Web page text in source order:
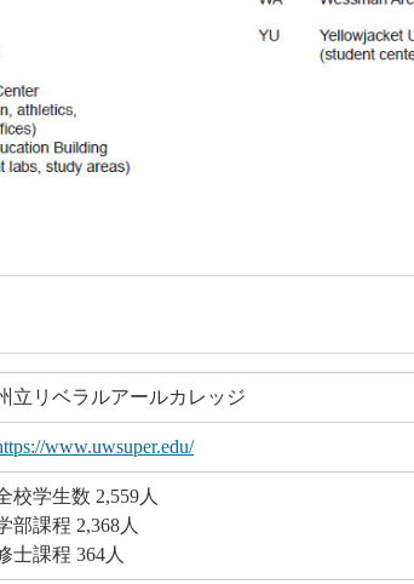
立リベラルアールカレッジ
www.uwsuper.edu/
校学生数 2,559人
部課程 2,368人
士課程 364人